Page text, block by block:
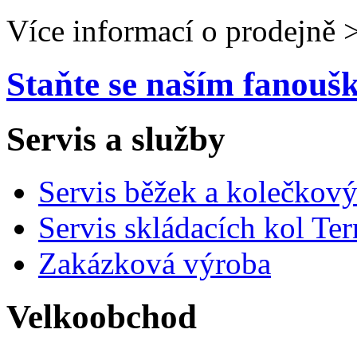
Více informací o prodejně
Staňte se naším
Servis a služby
Servis běžek a
Servis skládacích kol
Zakázková výroba
Velkoobchod